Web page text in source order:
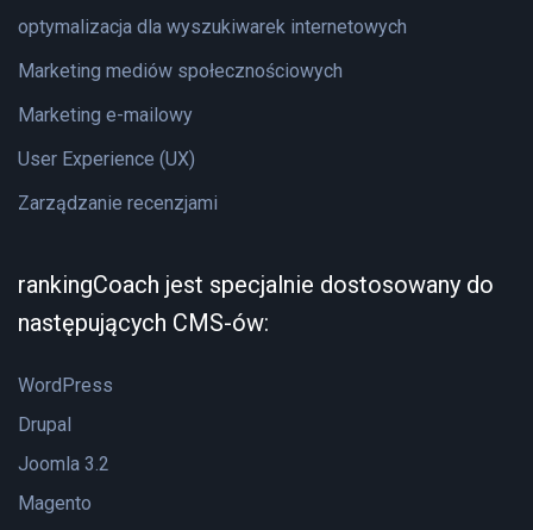
optymalizacja dla wyszukiwarek internetowych
Marketing mediów społecznościowych
Marketing e-mailowy
User Experience (UX)
Zarządzanie recenzjami
rankingCoach jest specjalnie dostosowany do
następujących CMS-ów:
WordPress
Drupal
Joomla 3.2
Magento